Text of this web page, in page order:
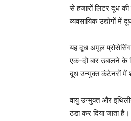
से हजारों लिटर दूध की
व्यवसायिक उद्योगों में
यह दूध अमूल प्रोसेसिंग
एक-दो बार उबालने के
दूध उन्मुक्त कंटेनरों में
वायु उन्मुक्त और
ठंडा कर दिया जाता